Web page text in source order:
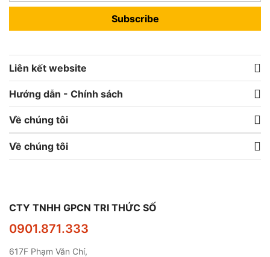
Subscribe
Liên kết website
Hướng dẫn - Chính sách
Về chúng tôi
Về chúng tôi
CTY TNHH GPCN TRI THỨC SỐ
0901.871.333
617F Phạm Văn Chí,